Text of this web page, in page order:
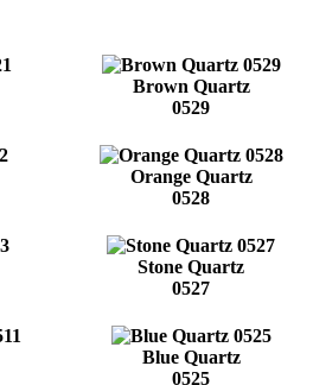
Brown Quartz
0529
Orange Quartz
0528
Stone Quartz
0527
Blue Quartz
0525